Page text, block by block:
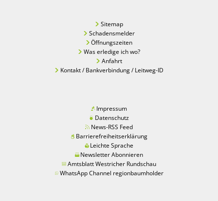
Sitemap
Schadensmelder
Öffnungszeiten
Was erledige ich wo?
Anfahrt
Kontakt / Bankverbindung / Leitweg-ID
Impressum
Datenschutz
News-RSS Feed
Barrierefreiheitserklärung
Leichte Sprache
Newsletter Abonnieren
Amtsblatt Westricher Rundschau
WhatsApp Channel regionbaumholder